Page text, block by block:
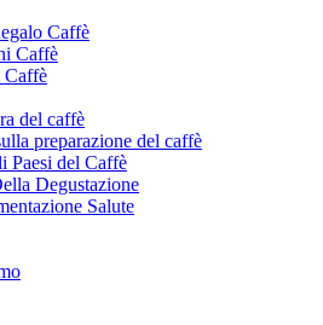
Caffè
Caffè
Caffè
del caffè
preparazione del caffè
Paesi del Caffè
Degustazione
Salute